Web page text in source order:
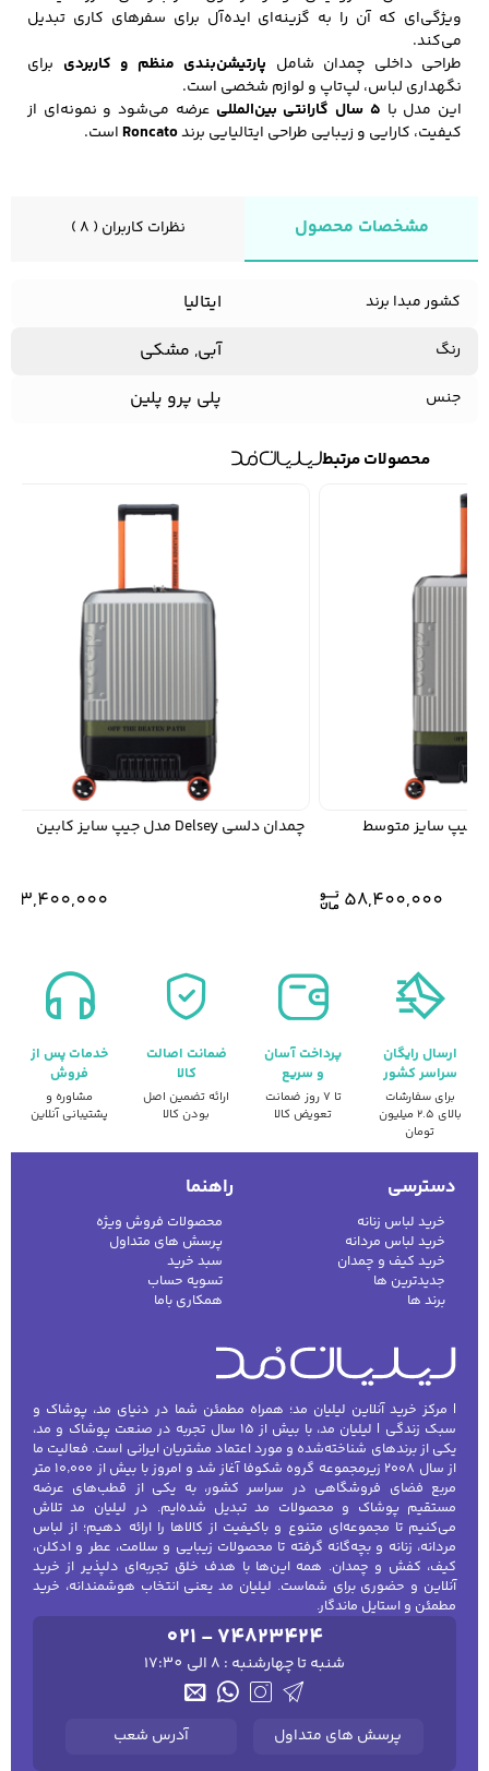
ویژگی‌ای که آن را به گزینه‌ای ایده‌آل برای سفرهای کاری تبدیل
می‌کند.
طراحی داخلی چمدان شامل پارتیشن‌بندی منظم و کاربردی برای
نگهداری لباس، لپ‌تاپ و لوازم شخصی است.
این مدل با ۵ سال گارانتی بین‌المللی
عرضه می‌شود و نمونه‌ای از
کیفیت، کارایی و زیبایی طراحی ایتالیایی برندRoncatoاست.
مشخصات محصول نظرات کاربران ( 8 )
کشور مبدا برند ایتالیا
رنگ آبی, مشکی
جنس پلی پرو پلین
محصولات مرتبط
58,400,000
چمدان دلسی Delsey مدل جیپ سایز کابین
43,400,000
ارسال رایگان
سراسر کشور
برای سفارشات
بالای ۲.۵ میلیون
تومان
پرداخت آسان
و سریع
تا ۷ روز ضمانت
تعویض کالا
ضمانت اصالت
کالا
ارائه تضمین اصل
بودن کالا
خدمات پس از
فروش
مشاوره و
پشتیبانی آنلاین
دسترسی
خرید لباس زنانه
خرید لباس مردانه
خرید کیف و چمدان
جدیدترین ها
برند ها
راهنما
محصولات فروش ویژه
پرسش های متداول
سبد خرید
تسویه حساب
همکاری باما
| مرکز خرید آنلاین لیلیان مد؛ همراه مطمئن شما در دنیای مد، پوشاک و
سبک زندگی | لیلیان مد، با بیش از ۱۵ سال تجربه در صنعت پوشاک و مد،
یکی از برندهای شناخته‌شده و مورد اعتماد مشتریان ایرانی است. فعالیت ما
از سال ۲۰۰۸ زیرمجموعه گروه شکوفا آغاز شد و امروز با بیش از ۱۰٬۰۰۰ متر
مربع فضای فروشگاهی در سراسر کشور، به یکی از قطب‌های عرضه
مستقیم پوشاک و محصولات مد تبدیل شده‌ایم. در لیلیان مد تلاش
می‌کنیم تا مجموعه‌ای متنوع و باکیفیت از کالاها را ارائه دهیم؛ از لباس
مردانه، زنانه و بچه‌گانه گرفته تا محصولات زیبایی و سلامت، عطر و ادکلن،
کیف، کفش و چمدان. همه این‌ها با هدف خلق تجربه‌ای دلپذیر از خرید
آنلاین و حضوری برای شماست. لیلیان مد یعنی انتخاب هوشمندانه، خرید
مطمئن و استایل ماندگار.
021 - 74823424
شنبه تا چهارشنبه : 8 الی 17:30
پرسش های متداول آدرس شعب